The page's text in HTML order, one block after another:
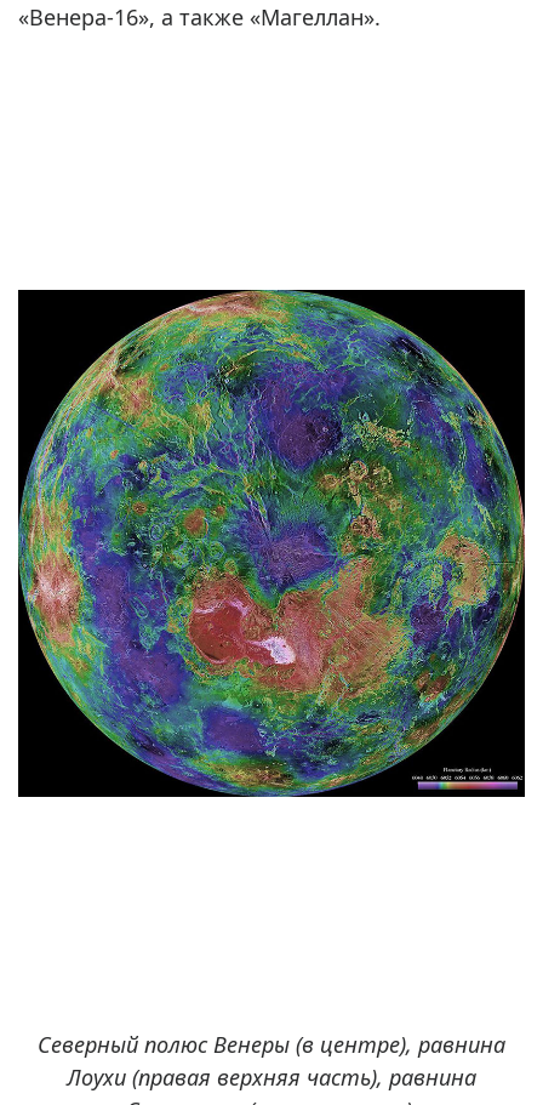
«Венера-16», а также «Магеллан».
Северный полюс Венеры (в центре), равнина
Лоухи (правая верхняя часть), равнина